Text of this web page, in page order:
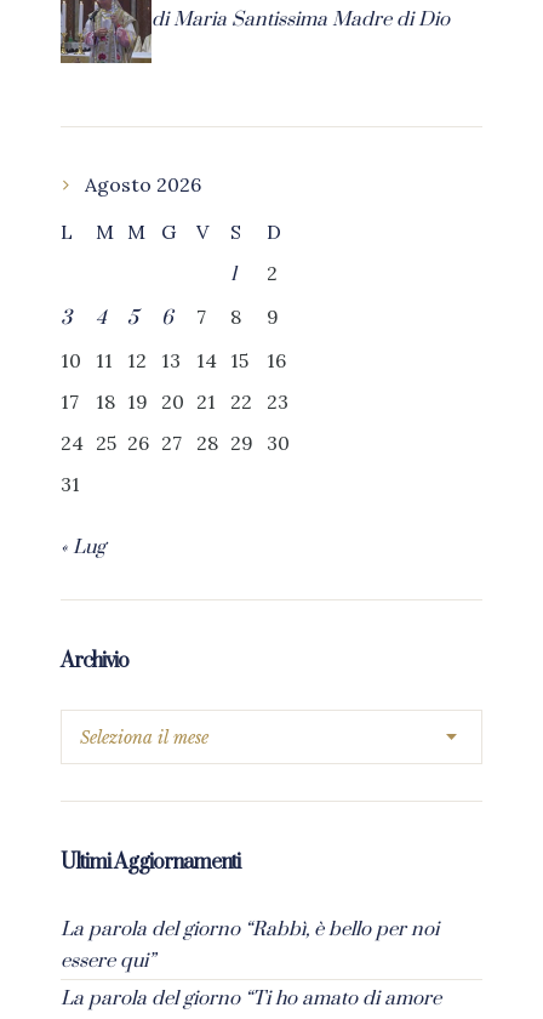
di Maria Santissima Madre di Dio
Agosto 2026
L
M M G V S
D
1
2
3
4 5 6 7 8
9
10
11 12 13 14 15
16
17
18 19 20 21 22
23
24 25 26 27 28 29
30
31
« Lug
Archivio
Ultimi Aggiornamenti
La parola del giorno “Rabbì, è bello per noi
essere qui”
La parola del giorno “Ti ho amato di amore